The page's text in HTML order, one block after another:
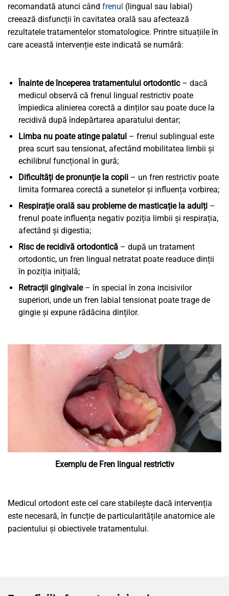
recomandată atunci când frenul (lingual sau labial)
creează disfuncții în cavitatea orală sau afectează
rezultatele tratamentelor stomatologice. Printre situațiile în
care această intervenție este indicată se numără:
Înainte de începerea tratamentului ortodontic– dacă
medicul observă că frenul lingual restrictiv poate
împiedica alinierea corectă a dinților sau poate duce la
recidivă după îndepărtarea aparatului dentar;
Limba nu poate atinge palatul– frenul sublingual este
prea scurt sau tensionat, afectând mobilitatea limbii și
echilibrul funcțional în gură;
Dificultăți de pronunție la copii– un fren restrictiv poate
limita formarea corectă a sunetelor și influența vorbirea;
Respirație orală sau probleme de masticație la adulți–
frenul poate influența negativ poziția limbii și respirația,
afectând și digestia;
Risc de recidivă ortodontică– după un tratament
ortodontic, un fren lingual netratat poate readuce dinții
în poziția inițială;
Retracții gingivale– în special în zona incisivilor
superiori, unde un fren labial tensionat poate trage de
gingie și expune rădăcina dinților.
Exemplu de Fren lingual restrictiv
Medicul ortodont este cel care stabilește dacă intervenția
este necesară, în funcție de particularitățile anatomice ale
pacientului și obiectivele tratamentului.